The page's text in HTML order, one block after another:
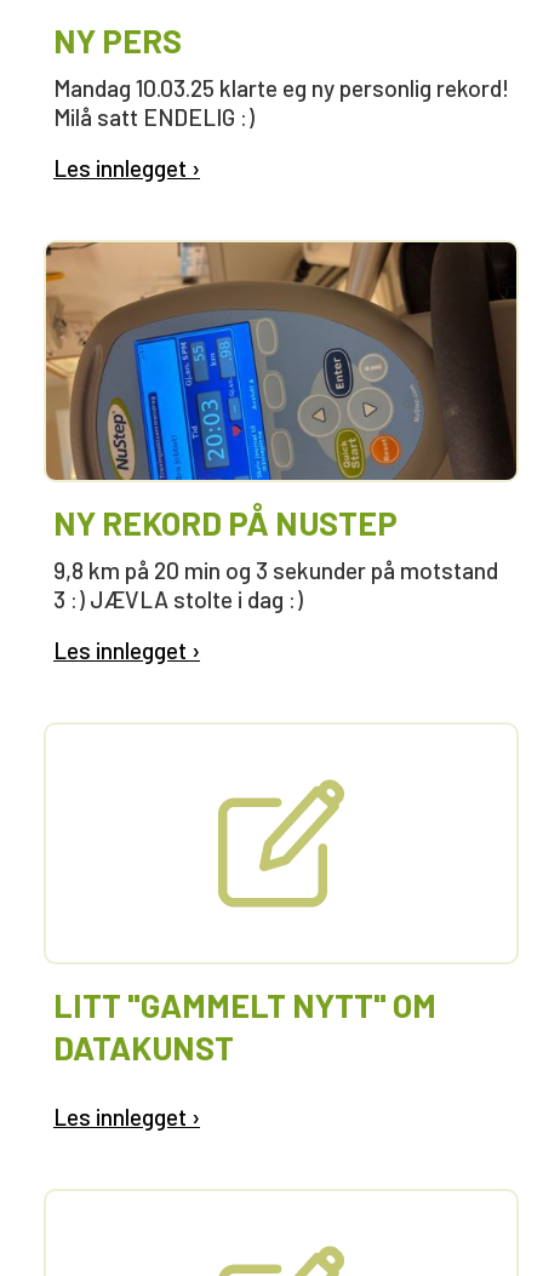
NY PERS
Mandag 10.03.25 klarte eg ny personlig rekord!
Milå satt ENDELIG :)
Les innlegget ›
NY REKORD PÅ NUSTEP
9,8 km på 20 min og 3 sekunder på motstand
3 :) JÆVLA stolte i dag :)
Les innlegget ›
LITT "GAMMELT NYTT" OM
DATAKUNST
Les innlegget ›